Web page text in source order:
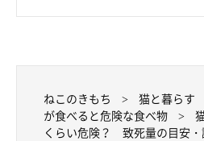
ねこのきもち 猫と暮らす
が食べると危険な食べ物
くらい危険？ 致死量の目安